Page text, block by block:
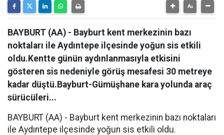
BAYBURT (AA) - Bayburt kent merkezinin bazı
noktaları ile Aydıntepe ilçesinde yoğun sis etkili
oldu.Kentte günün aydınlanmasıyla etkisini
gösteren sis nedeniyle görüş mesafesi 30 metreye
kadar düştü.Bayburt-Gümüşhane kara yolunda araç
sürücüleri...
BAYBURT (AA) - Bayburt kent merkezinin bazı noktaları
ile Aydıntepe ilçesinde yoğun sis etkili oldu.